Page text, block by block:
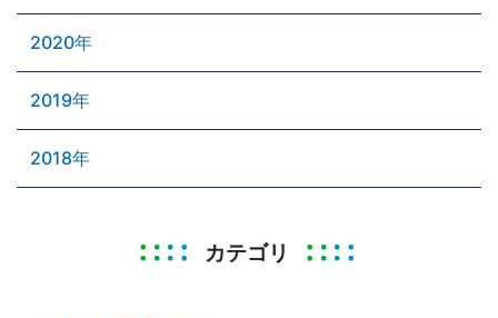
2020年
2019年
2018年
カテゴリ